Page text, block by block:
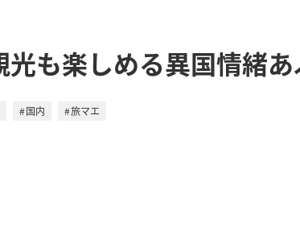
光も楽しめる異国情緒
国内
旅マエ